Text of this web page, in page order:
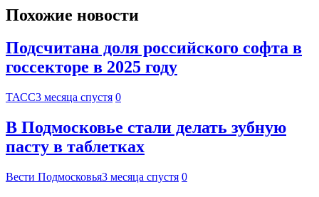
Похожие новости
Подсчитана доля российского софта в
госсекторе в 2025 году
ТАСС3 месяца спустя 0
В Подмосковье стали делать зубную
пасту в таблетках
Вести Подмосковья3 месяца спустя 0